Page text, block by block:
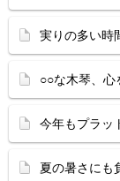
実りの多い時
○○な木琴、心
今年もプラッ
夏の暑さにも